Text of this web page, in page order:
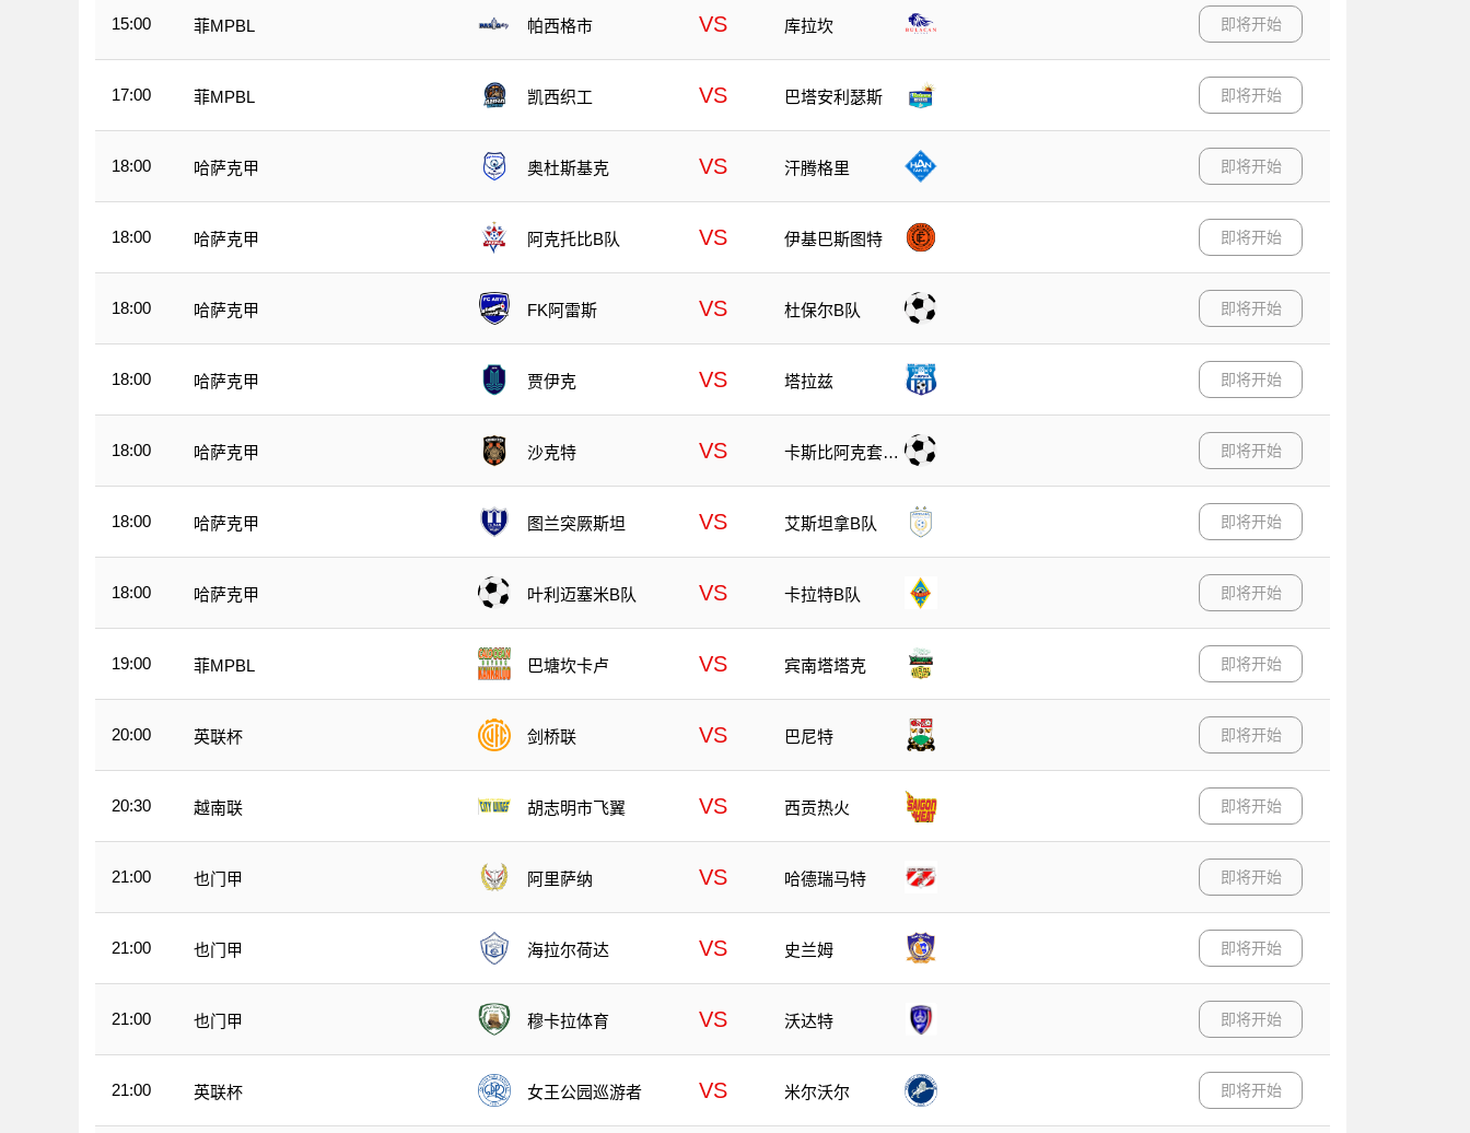
15:00 菲MPBL 帕西格市 VS 库拉坎 即将开始
17:00 菲MPBL 凯西织工 VS 巴塔安利瑟斯 即将开始
18:00 哈萨克甲 奥杜斯基克 VS 汗腾格里 即将开始
18:00 哈萨克甲 阿克托比B队 VS 伊基巴斯图特 即将开始
18:00 哈萨克甲 FK阿雷斯 VS 杜保尔B队 即将开始
18:00 哈萨克甲 贾伊克 VS 塔拉兹 即将开始
18:00 哈萨克甲 沙克特 VS
卡斯比阿克套B
即将开始
18:00 哈萨克甲 图兰突厥斯坦 VS 艾斯坦拿B队 即将开始
18:00 哈萨克甲 叶利迈塞米B队 VS 卡拉特B队 即将开始
19:00 菲MPBL 巴塘坎卡卢 VS 宾南塔塔克 即将开始
20:00 英联杯 剑桥联 VS 巴尼特 即将开始
20:30 越南联 胡志明市飞翼 VS 西贡热火 即将开始
21:00 也门甲 阿里萨纳 VS 哈德瑞马特 即将开始
21:00 也门甲 海拉尔荷达 VS 史兰姆 即将开始
21:00 也门甲 穆卡拉体育 VS 沃达特 即将开始
21:00 英联杯 女王公园巡游者 VS 米尔沃尔 即将开始